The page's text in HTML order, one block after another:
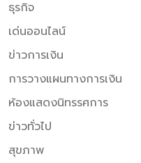
ธุรกิจ
เด่นออนไลน์
ข่าวการเงิน
การวางแผนทางการเงิน
ห้องแสดงนิทรรศการ
ข่าวทั่วไป
สุขภาพ